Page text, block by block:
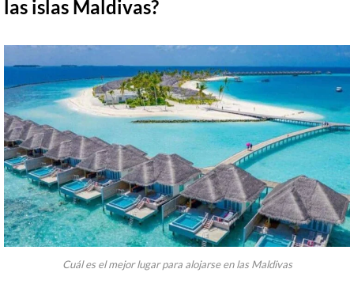
las islas Maldivas?
Cuál es el mejor lugar para alojarse en las Maldivas